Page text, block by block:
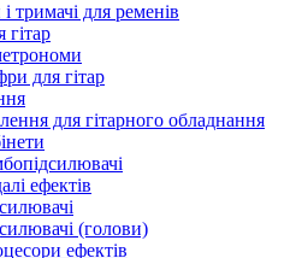
тримачі для ременів
для гітар
для гітарного обладнання
ефектів
(голови)
ефектів